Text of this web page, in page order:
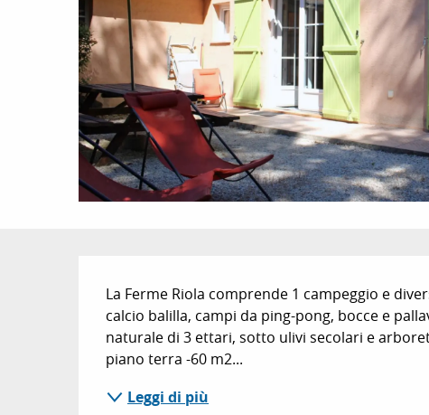
Descrizione
La Ferme Riola comprende 1 campeggio e
calcio balilla, campi da ping-pong, bocce e
naturale di 3 ettari, sotto ulivi secolari e
piano terra -60 m2...
Leggi di più